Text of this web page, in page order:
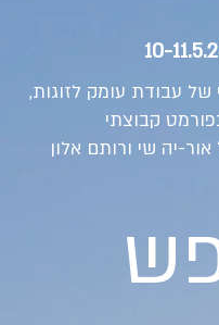
10-
עבודת עומק לזוגות,